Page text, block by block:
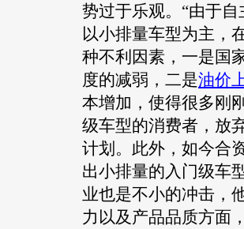
势过于乐观。“由于
以小排量车型为主，
种不利因素，一是国
度的减弱，二是油价
本增加，使得很多刚
级车型的消费者，放
计划。此外，如今合
出小排量的入门级车
业也是不小的冲击，
力以及产品品质方面